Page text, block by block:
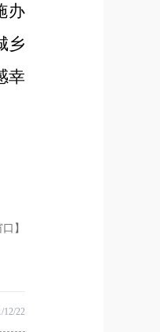
办
乡
幸
】
12/22